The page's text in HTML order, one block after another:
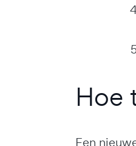
Hoe
Een